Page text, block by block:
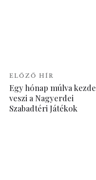
ELŐZŐ HÍR
Egy hónap múlva
veszi a Nagyerdei
Szabadtéri Játékok